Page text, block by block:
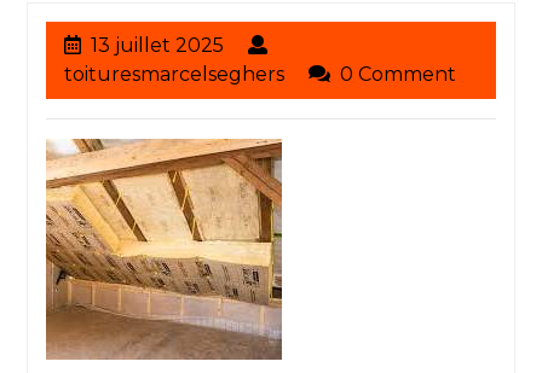
13 juillet 2025
juillet
2025
toituresmarcelsegherstoituresmarcelseghers
0 Comment